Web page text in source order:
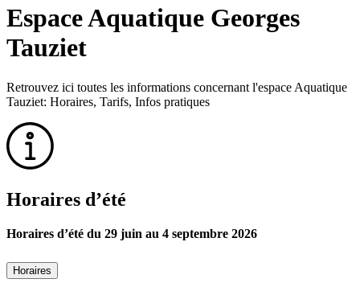
Espace Aquatique Georges
Tauziet
Retrouvez ici toutes les informations concernant l'espace Aquatique
Tauziet: Horaires, Tarifs, Infos pratiques
Horaires d’été
Horaires d’été du 29 juin au 4 septembre 2026
Horaires